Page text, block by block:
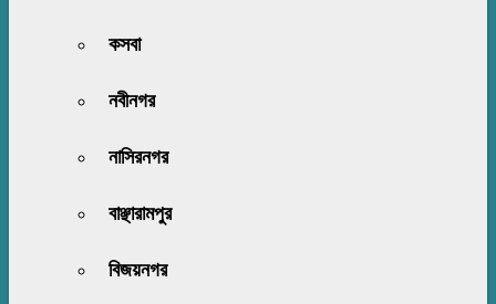
কসবা
নবীনগর
নাসিরনগর
বাঞ্ছারামপুর
বিজয়নগর